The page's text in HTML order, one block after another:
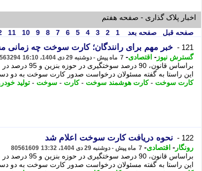
اخبار پلاک گذاری - صفحه هفتم
صفحه قبل صفحه بعد 1
2
3
4
5
6
7
8
9
10
11
121 - خبر مهم برای رانندگان؛ کارت سوخت چه
گسترش نیوز - اقتصادی- 7 ماه پیش - دوشنبه 29 دی 1404، 16:10
براساس قانون،
این راستا به گفته مسئولان درخواست صدور کارت سوخت به دو
کارت سوخت -کارت هوشمند سوخت -کارت - سوخت - تولید
122 - نحوه دریافت کارت سوخت اعلام شد
رونگار - اقتصادی- 7 ماه پیش - دوشنبه 29 دی 1404، 13:32 80561609
براساس قانون،
این راستا به گفته مسئولان درخواست صدور کارت سوخت به دو